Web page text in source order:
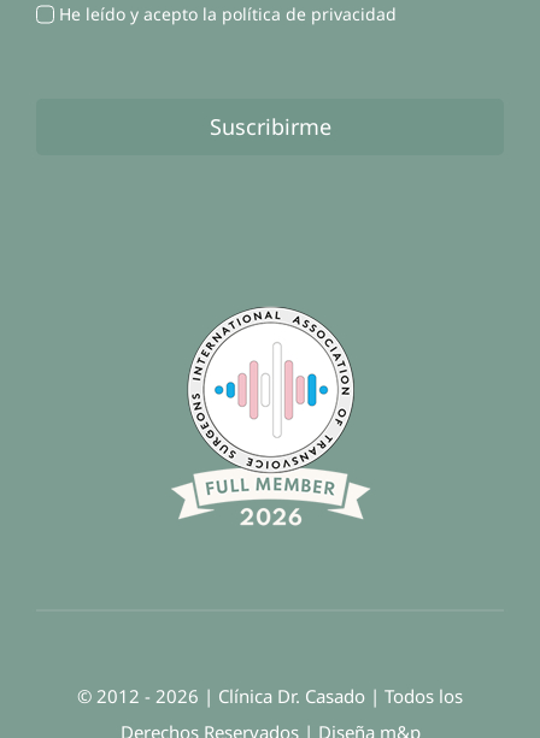
He leído y acepto la política de privacidad
Suscribirme
© 2012 - 2026 | Clínica Dr. Casado | Todos los
Derechos Reservados | Diseña m&p